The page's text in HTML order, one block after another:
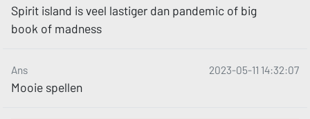
Spirit island is veel lastiger dan pandemic of big
book of madness
Ans 2023-05-11 14:32:07
Mooie spellen